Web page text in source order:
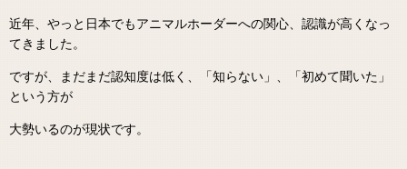
近年、やっと日本でもアニマルホーダーへの関心、認識が高くなっ
てきました。
ですが、まだまだ認知度は低く、「知らない」、「初めて聞いた」
という方が
大勢いるのが現状です。